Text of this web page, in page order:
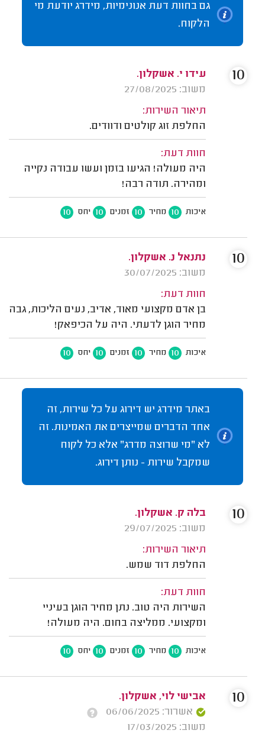
גם בחוות דעת אנונימיות, מידרג יודעת מי
הלקוח.
עידו י. אשקלון.
משוב: 27/08/2025
תיאור השירות:
החלפת זוג קולטים ודוודים.
חוות דעת:
היה מעולה! הגיעו בזמן ועשו עבודה נקייה
ומהירה. תודה רבה!
איכות 10 מחיר 10 זמנים 10 יחס 10
10
נתנאל נ. אשקלון.
משוב: 30/07/2025
חוות דעת:
בן אדם מקצועי מאוד, אדיב, נעים הליכות, גבה
מחיר הוגן לדעתי. היה על הכיפאק!
איכות 10 מחיר 10 זמנים 10 יחס 10
10
באתר מידרג יש דירוג על כל שירות, זה
אחד הדברים שמייצרים את האמינות. זה
לא "מי שרוצה מדרג" אלא כל לקוח
שמקבל שירות - נותן דירוג.
בלה ק. אשקלון.
משוב: 29/07/2025
תיאור השירות:
החלפת דוד שמש.
חוות דעת:
השירות היה טוב. נתן מחיר הוגן בעיניי
ומקצועי. ממליצה בחום. היה מעולה!
איכות 10 מחיר 10 זמנים 10 יחס 10
10
אבישי לוי, אשקלון.
אשרור: 06/06/2025
משוב: 17/03/2025
10